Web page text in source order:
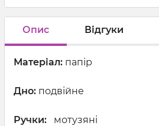
Опис Відгуки
Матеріал: папір
Дно: подвійне
Ручки: мотузяні